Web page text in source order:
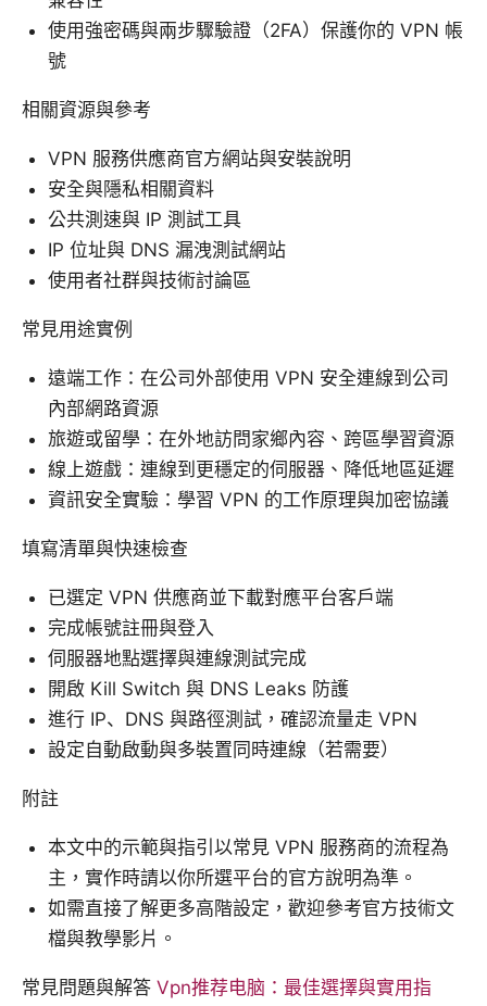
使用強密碼與兩步驟驗證（2FA）保護你的 VPN 帳
號
相關資源與參考
VPN 服務供應商官方網站與安裝說明
安全與隱私相關資料
公共測速與 IP 測試工具
IP 位址與 DNS 漏洩測試網站
使用者社群與技術討論區
常見用途實例
遠端工作：在公司外部使用 VPN 安全連線到公司
內部網路資源
旅遊或留學：在外地訪問家鄉內容、跨區學習資源
線上遊戲：連線到更穩定的伺服器、降低地區延遲
資訊安全實驗：學習 VPN 的工作原理與加密協議
填寫清單與快速檢查
已選定 VPN 供應商並下載對應平台客戶端
完成帳號註冊與登入
伺服器地點選擇與連線測試完成
開啟 Kill Switch 與 DNS Leaks 防護
進行 IP、DNS 與路徑測試，確認流量走 VPN
設定自動啟動與多裝置同時連線（若需要）
附註
本文中的示範與指引以常見 VPN 服務商的流程為
主，實作時請以你所選平台的官方說明為準。
如需直接了解更多高階設定，歡迎參考官方技術文
檔與教學影片。
常見問題與解答 Vpn推荐电脑：最佳選擇與實用指